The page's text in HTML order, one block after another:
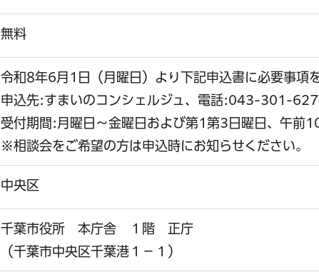
無料
令和8年6月1日（月曜日）より下記申込書に必要事項
申込先:すまいのコンシェルジュ、電話:043-301-
受付期間:月曜日～金曜日および第1第3日曜日、午前
※相談会をご希望の方は申込時にお知らせください。
中央区
千葉市役所 本庁舎 １階 正庁
（千葉市中央区千葉港１－１）